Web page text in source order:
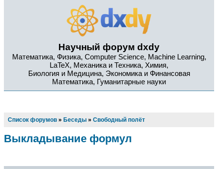
Научный форум dxdy
Математика, Физика, Computer Science, Machine Learning,
LaTeX, Механика и Техника, Химия,
Биология и Медицина, Экономика и Финансовая
Математика, Гуманитарные науки
Список форумов » Беседы » Свободный полёт
Выкладывание формул